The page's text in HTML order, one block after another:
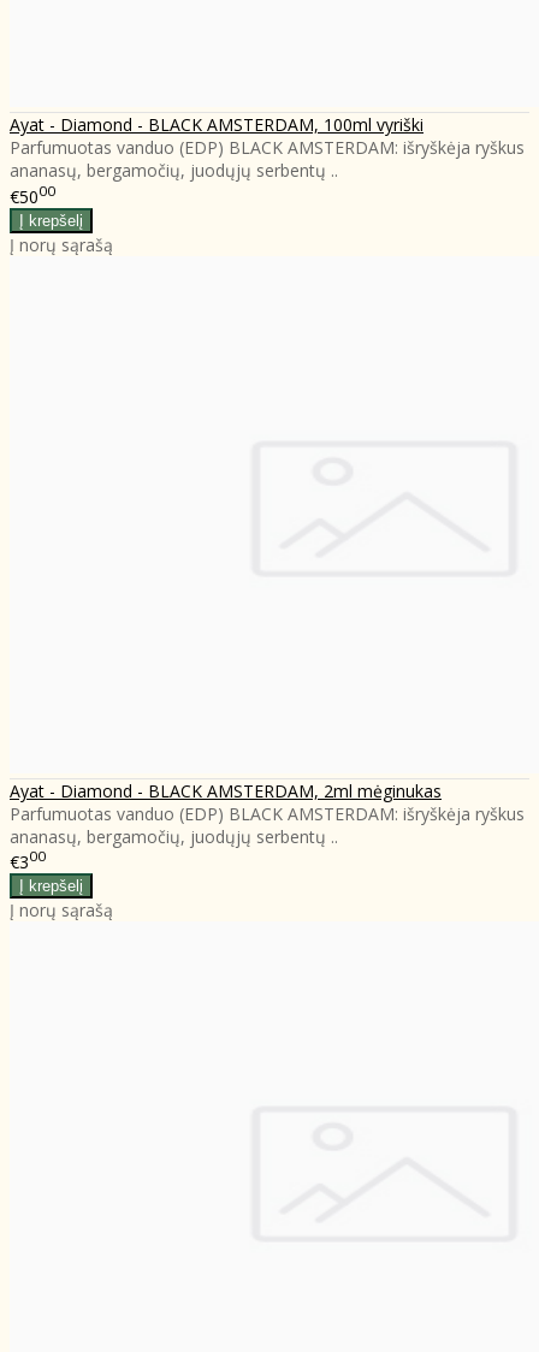
Ayat - Diamond - BLACK AMSTERDAM, 100ml vyriški
Parfumuotas vanduo (EDP) BLACK AMSTERDAM: išryškėja ryškus
ananasų, bergamočių, juodųjų serbentų ..
€5000
Į norų sąrašą
Ayat - Diamond - BLACK AMSTERDAM, 2ml mėginukas
Parfumuotas vanduo (EDP) BLACK AMSTERDAM: išryškėja ryškus
ananasų, bergamočių, juodųjų serbentų ..
€300
Į norų sąrašą